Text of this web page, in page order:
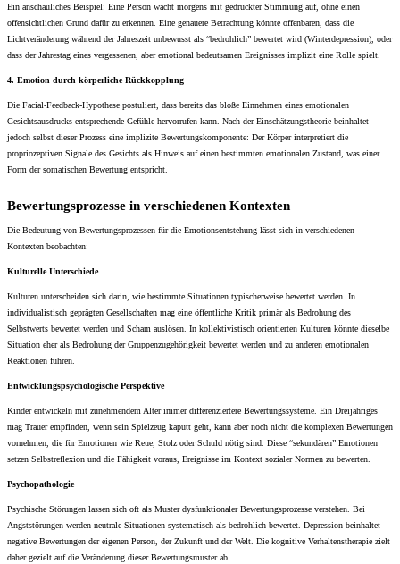
Ein anschauliches Beispiel: Eine Person wacht morgens mit gedrückter Stimmung auf, ohne einen
offensichtlichen Grund dafür zu erkennen. Eine genauere Betrachtung könnte offenbaren, dass die
Lichtveränderung während der Jahreszeit unbewusst als “bedrohlich” bewertet wird (Winterdepression), oder
dass der Jahrestag eines vergessenen, aber emotional bedeutsamen Ereignisses implizit eine Rolle spielt.
4. Emotion durch körperliche Rückkopplung
Die Facial-Feedback-Hypothese postuliert, dass bereits das bloße Einnehmen eines emotionalen
Gesichtsausdrucks entsprechende Gefühle hervorrufen kann. Nach der Einschätzungstheorie beinhaltet
jedoch selbst dieser Prozess eine implizite Bewertungskomponente: Der Körper interpretiert die
propriozeptiven Signale des Gesichts als Hinweis auf einen bestimmten emotionalen Zustand, was einer
Form der somatischen Bewertung entspricht.
Bewertungsprozesse in verschiedenen Kontexten
Die Bedeutung von Bewertungsprozessen für die Emotionsentstehung lässt sich in verschiedenen
Kontexten beobachten:
Kulturelle Unterschiede
Kulturen unterscheiden sich darin, wie bestimmte Situationen typischerweise bewertet werden. In
individualistisch geprägten Gesellschaften mag eine öffentliche Kritik primär als Bedrohung des
Selbstwerts bewertet werden und Scham auslösen. In kollektivistisch orientierten Kulturen könnte dieselbe
Situation eher als Bedrohung der Gruppenzugehörigkeit bewertet werden und zu anderen emotionalen
Reaktionen führen.
Entwicklungspsychologische Perspektive
Kinder entwickeln mit zunehmendem Alter immer differenziertere Bewertungssysteme. Ein Dreijähriges
mag Trauer empfinden, wenn sein Spielzeug kaputt geht, kann aber noch nicht die komplexen Bewertungen
vornehmen, die für Emotionen wie Reue, Stolz oder Schuld nötig sind. Diese “sekundären” Emotionen
setzen Selbstreflexion und die Fähigkeit voraus, Ereignisse im Kontext sozialer Normen zu bewerten.
Psychopathologie
Psychische Störungen lassen sich oft als Muster dysfunktionaler Bewertungsprozesse verstehen. Bei
Angststörungen werden neutrale Situationen systematisch als bedrohlich bewertet. Depression beinhaltet
negative Bewertungen der eigenen Person, der Zukunft und der Welt. Die kognitive Verhaltenstherapie zielt
daher gezielt auf die Veränderung dieser Bewertungsmuster ab.